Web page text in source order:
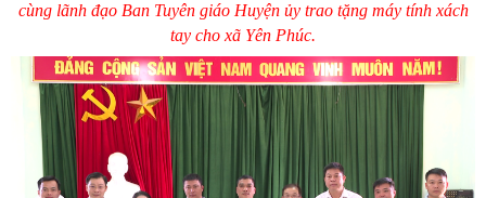
cùng lãnh đạo Ban Tuyên giáo Huyện ủy trao tặng máy tính xách
tay cho xã Yên Phúc.